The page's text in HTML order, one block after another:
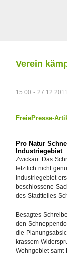
Verein
15:00 -
FreiePresse-
Pro Natur
Industriegebiet
Zwickau. Das
letztlich nicht
Industriegebiet
beschlossene
des Stadtteiles
Besagtes
den
die
krassem
Wohngebiet samt